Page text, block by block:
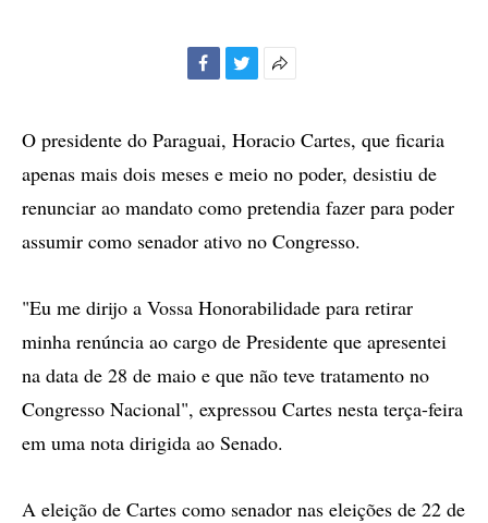
compartilhamento
O presidente do Paraguai, Horacio Cartes, que ficaria
apenas mais dois meses e meio no poder, desistiu de
renunciar ao mandato como pretendia fazer para poder
assumir como senador ativo no Congresso.
"Eu me dirijo a Vossa Honorabilidade para retirar
minha renúncia ao cargo de Presidente que apresentei
na data de 28 de maio e que não teve tratamento no
Congresso Nacional", expressou Cartes nesta terça-feira
em uma nota dirigida ao Senado.
A eleição de Cartes como senador nas eleições de 22 de